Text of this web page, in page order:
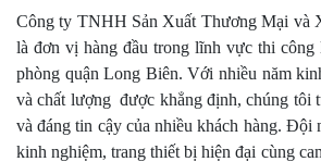
Công ty TNHH Sản Xuất Thương Mại và
là đơn vị hàng đầu trong lĩnh vực thi công
phòng quận Long Biên. Với nhiều năm
và chất lượng được khẳng định, chúng tôi
và đáng tin cậy của nhiều khách hàng. Đội
kinh nghiệm, trang thiết bị hiện đại cùng